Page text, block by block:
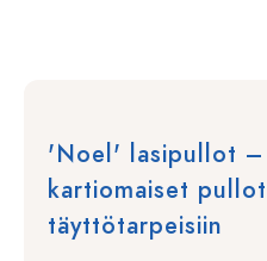
'Noel' lasipullot –
kartiomaiset
täyttötarpeisiin